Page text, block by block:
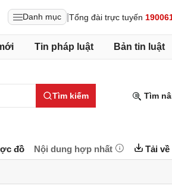
Danh mục Tổng đài trực tuyến
Tin pháp luật Bản tin luật
Tìm kiếm Tìm
đồ Nội dung hợp nhất Tải về